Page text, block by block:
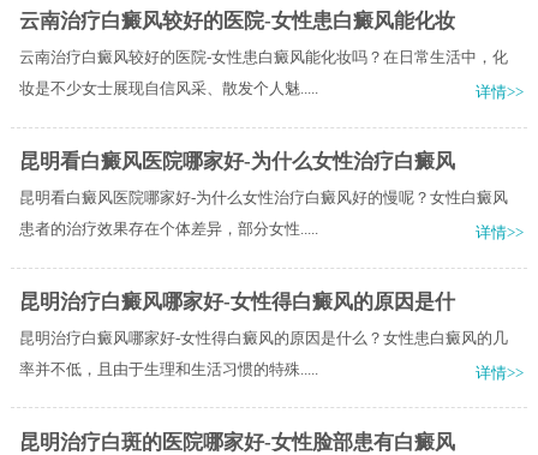
云南治疗白癜风较好的医院-女性患白癜风能化妆
云南治疗白癜风较好的医院-女性患白癜风能化妆吗？在日常生活中，化
妆是不少女士展现自信风采、散发个人魅.....
详情>>
昆明看白癜风医院哪家好-为什么女性治疗白癜风
昆明看白癜风医院哪家好-为什么女性治疗白癜风好的慢呢？女性白癜风
患者的治疗效果存在个体差异，部分女性.....
详情>>
昆明治疗白癜风哪家好-女性得白癜风的原因是什
昆明治疗白癜风哪家好-女性得白癜风的原因是什么？女性患白癜风的几
率并不低，且由于生理和生活习惯的特殊.....
详情>>
昆明治疗白斑的医院哪家好-女性脸部患有白癜风